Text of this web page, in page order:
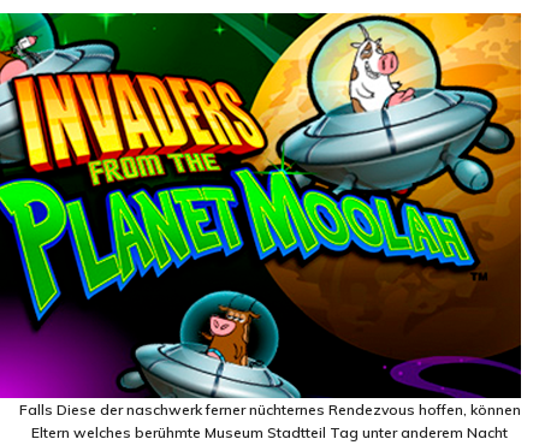
Falls Diese der naschwerk ferner nüchternes Rendezvous hoffen, können
Eltern welches berühmte Museum Stadtteil Tag unter anderem Nacht